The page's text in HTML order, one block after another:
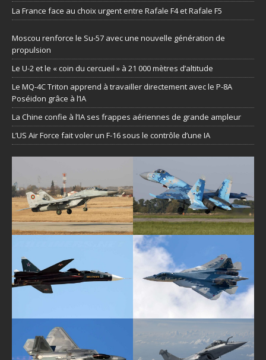
La France face au choix urgent entre Rafale F4 et Rafale F5
Moscou renforce le Su-57 avec une nouvelle génération de
propulsion
Le U-2 et le « coin du cercueil » à 21 000 mètres d’altitude
Le MQ-4C Triton apprend à travailler directement avec le P-8A
Poséidon grâce à l’IA
La Chine confie à l’IA ses frappes aériennes de grande ampleur
L’US Air Force fait voler un F-16 sous le contrôle d’une IA